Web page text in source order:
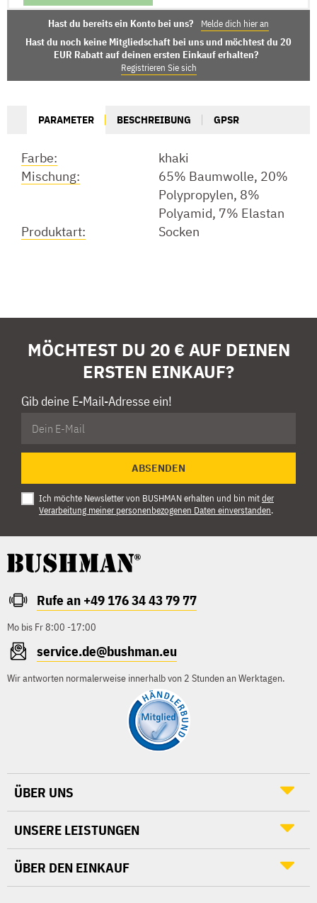
Hast du bereits ein Konto bei uns? Melde dich hier an
Hast du noch keine Mitgliedschaft bei uns und möchtest du 20
EUR Rabatt auf deinen ersten Einkauf erhalten?
Registrieren Sie sich
PARAMETER BESCHREIBUNG GPSR
Farbe:
khaki
Mischung:
65% Baumwolle, 20%
Polypropylen, 8%
Polyamid, 7% Elastan
Produktart:
Socken
MÖCHTEST DU 20 € AUF DEINEN
ERSTEN EINKAUF?
Gib deine E-Mail-Adresse ein!
ABSENDEN
Ich möchte Newsletter von BUSHMAN erhalten und bin mitder
Verarbeitung meiner personenbezogenen Daten einverstanden.
Rufe an +49 176 34 43 79 77
Mo bis Fr 8:00 -17:00
service.de@bushman.eu
Wir antworten normalerweise innerhalb von 2 Stunden an Werktagen.
ÜBER UNS
UNSERE LEISTUNGEN
ÜBER DEN EINKAUF